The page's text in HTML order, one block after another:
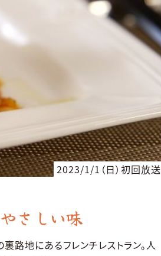
2023/1/1（日）初回放送
さしい味
路地にあるフレンチレストラン。人